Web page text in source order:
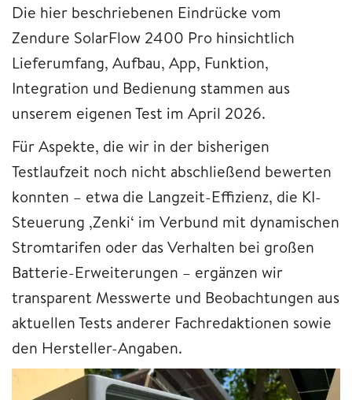
Die hier beschriebenen Eindrücke vom
Zendure SolarFlow 2400 Pro hinsichtlich
Lieferumfang, Aufbau, App, Funktion,
Integration und Bedienung stammen aus
unserem eigenen Test im April 2026.
Für Aspekte, die wir in der bisherigen
Testlaufzeit noch nicht abschließend bewerten
konnten – etwa die Langzeit-Effizienz, die KI-
Steuerung ‚Zenki‘ im Verbund mit dynamischen
Stromtarifen oder das Verhalten bei großen
Batterie-Erweiterungen – ergänzen wir
transparent Messwerte und Beobachtungen aus
aktuellen Tests anderer Fachredaktionen sowie
den Hersteller-Angaben.